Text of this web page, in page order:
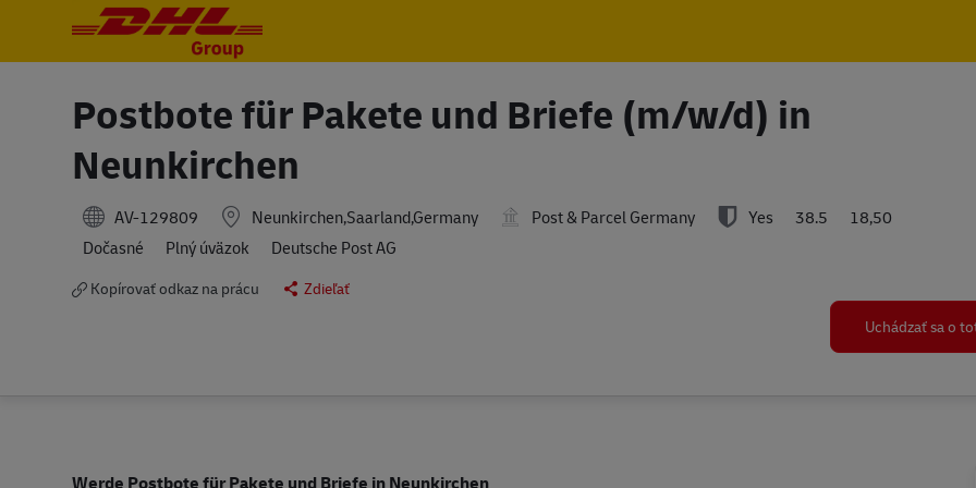
Postbote für Pakete und Briefe (m/w/d) in
Neunkirchen
AV-129809 Neunkirchen,Saarland,Germany Post & Parcel Germany Yes 38.5
18,50
Dočasné
Plný úväzok Deutsche Post AG
Kopírovať odkaz na prácu
Zdieľať
Uchádzať sa o
Werde Postbote für Pakete und Briefe in Neunkirchen